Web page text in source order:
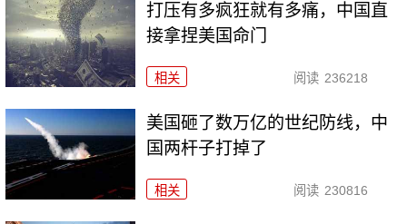
打压有多疯狂就有多痛，中国直
接拿捏美国命门
相关 阅读 236218
美国砸了数万亿的世纪防线，中
国两杆子打掉了
相关 阅读 230816